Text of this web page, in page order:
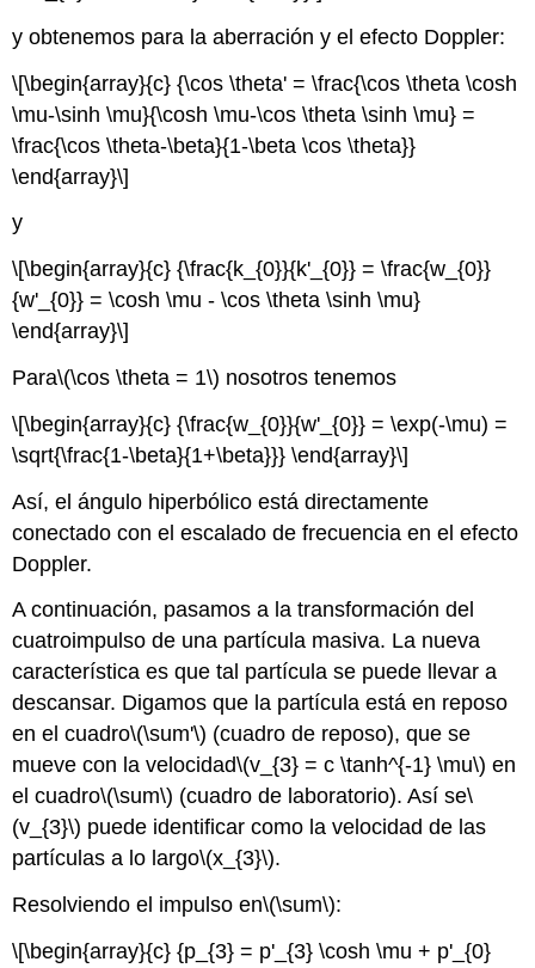
y obtenemos para la aberración y el efecto Doppler:
\[\begin{array}{c} {\cos \theta' = \frac{\cos \theta \cosh
\mu-\sinh \mu}{\cosh \mu-\cos \theta \sinh \mu} =
\frac{\cos \theta-\beta}{1-\beta \cos \theta}}
\end{array}\]
y
\[\begin{array}{c} {\frac{k_{0}}{k'_{0}} = \frac{w_{0}}
{w'_{0}} = \cosh \mu - \cos \theta \sinh \mu}
\end{array}\]
Para\(\cos \theta = 1\) nosotros tenemos
\[\begin{array}{c} {\frac{w_{0}}{w'_{0}} = \exp(-\mu) =
\sqrt{\frac{1-\beta}{1+\beta}}} \end{array}\]
Así, el ángulo hiperbólico está directamente
conectado con el escalado de frecuencia en el efecto
Doppler.
A continuación, pasamos a la transformación del
cuatroimpulso de una partícula masiva. La nueva
característica es que tal partícula se puede llevar a
descansar. Digamos que la partícula está en reposo
en el cuadro\(\sum'\) (cuadro de reposo), que se
mueve con la velocidad\(v_{3} = c \tanh^{-1} \mu\) en
el cuadro\(\sum\) (cuadro de laboratorio). Así se\
(v_{3}\) puede identificar como la velocidad de las
partículas a lo largo\(x_{3}\).
Resolviendo el impulso en\(\sum\):
\[\begin{array}{c} {p_{3} = p'_{3} \cosh \mu + p'_{0}